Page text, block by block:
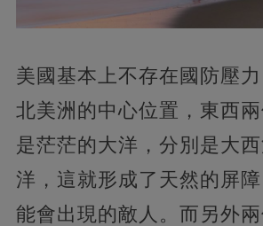
美國基本上不存在國防壓
北美洲的中心位置，東西
是茫茫的大洋，分別是大
洋，這就形成了天然的屏
能會出現的敵人。而另外